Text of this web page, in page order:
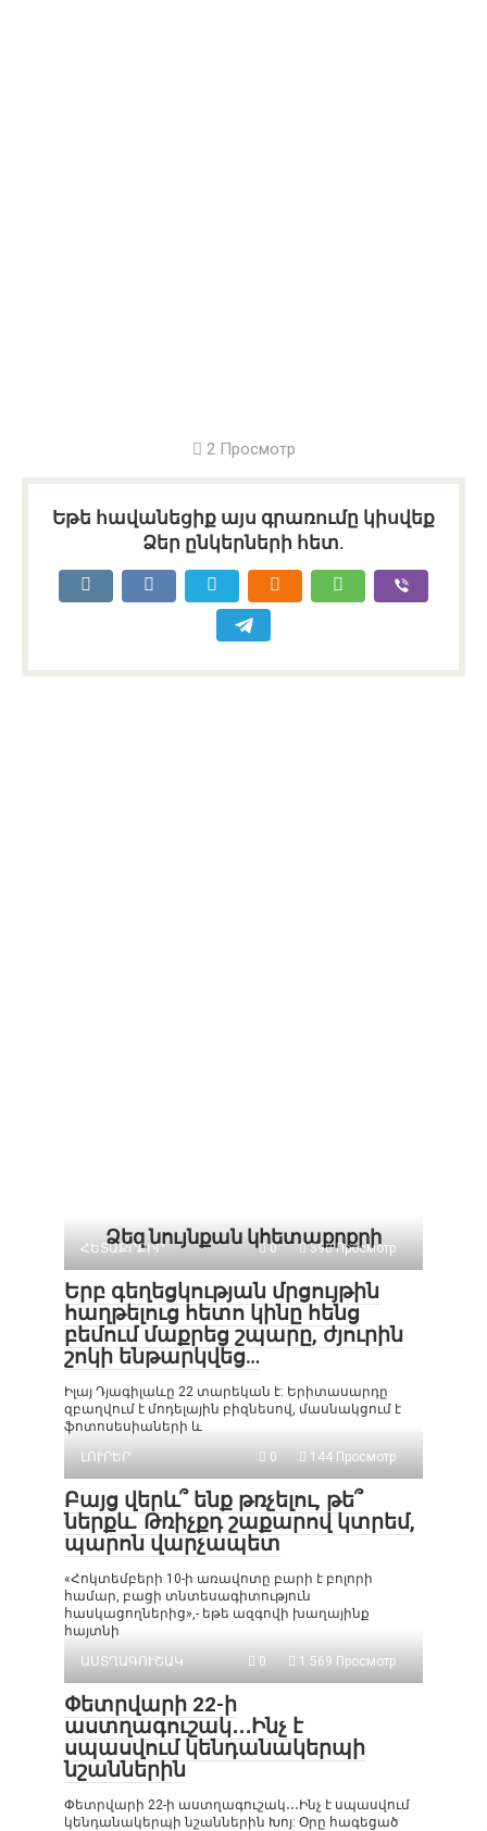
2 Просмотр
Եթե հավանեցիք այս գրառումը կիսվեք
Ձեր ընկերների հետ.
Ձեզ նույնքան կհետաքրքրի
ՀԵՏԱՔՐՔԻՐ 0 390 Просмотр
Երբ գեղեցկության մրցույթին
հաղթելուց հետո կինը հենց
բեմում մաքրեց շպարը, ժյուրին
շոկի ենթարկվեց…
Իլայ Դյագիլաևը 22 տարեկան է: Երիտասարդը
զբաղվում է մոդելային բիզնեսով, մասնակցում է
ֆոտոսեսիաների և
ԼՈՒՐԵՐ
0 144 Просмотр
Բայց վերև՞ ենք թռչելու, թե՞
ներքև. Թռիչքդ շաքարով կտրեմ,
պարոն վարչապետ
«Հոկտեմբերի 10-ի առավոտը բարի է բոլորի
համար, բացի տնտեսագիտություն
հասկացողներից»,- եթե ազգովի խաղայինք
հայտնի
ԱՍՏՂԱԳՈՒՇԱԿ
0 1 569 Просмотр
Փետրվարի 22-ի
աստղագուշակ․․․Ինչ է
սպասվում կենդանակերպի
նշաններին
Փետրվարի 22-ի աստղագուշակ․․․Ինչ է սպասվում
կենդանակերպի նշաններին Խոյ: Օրը հագեցած